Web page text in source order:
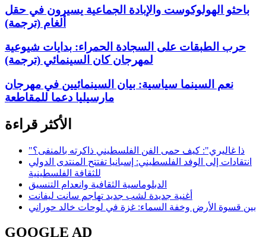
باحثو الهولوكوست والإبادة الجماعية يسيرون في حقل
ألغام (ترجمة)
حرب الطبقات على السجادة الحمراء: بدايات شيوعية
لمهرجان كان السينمائي (ترجمة)
نعم السينما سياسية: بيان السينمائيين في مهرجان
مارسيليا دعما للمقاطعة
الأكثر قراءة
"ذا غاليري": كيف حمى الفن الفلسطيني ذاكرته بالمنفى؟
انتقادات إلى الوفد الفلسطيني: إسبانيا تفتتح المنتدى الدولي
للثقافة الفلسطينية
الدبلوماسية الثقافية وانعدام التنسيق
أغنية جديدة لشب جديد تهاجم سانت ليفانت
بين قسوة الأرض وخفة السماء: غزة في لوحات خالد حوراني
GOOGLE AD